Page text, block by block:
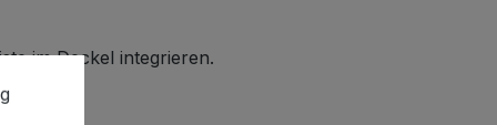
im Deckel integrieren.